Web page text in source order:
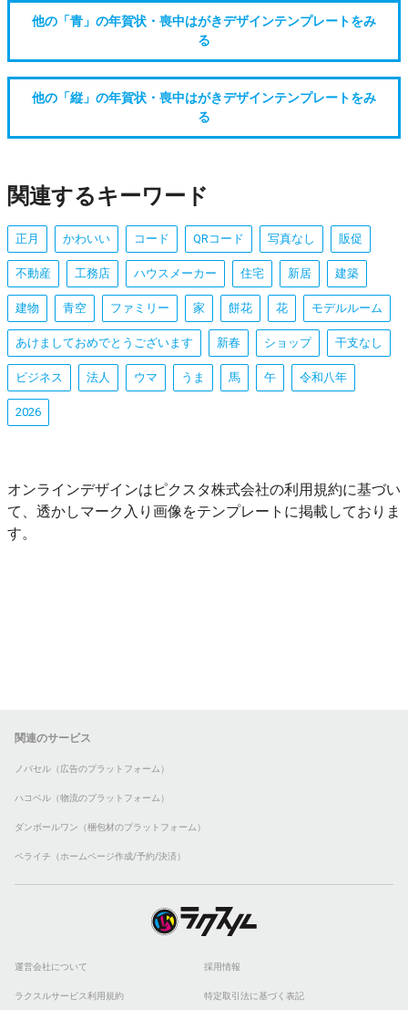
他の「青」の年賀状・喪中はがきデザインテンプレートをみ
る
他の「縦」の年賀状・喪中はがきデザインテンプレートをみ
る
関連するキーワード
正月 かわいい コード QRコード 写真なし 販促
不動産 工務店 ハウスメーカー 住宅 新居 建築
建物 青空 ファミリー 家 餅花 花 モデルルーム
あけましておめでとうございます 新春 ショップ 干支なし
ビジネス 法人 ウマ うま 馬 午 令和八年
2026
オンラインデザインはピクスタ株式会社の利用規約に基づい
て、透かしマーク入り画像をテンプレートに掲載しておりま
す。
関連のサービス
ノバセル（広告のプラットフォーム）
ハコベル（物流のプラットフォーム）
ダンボールワン（梱包材のプラットフォーム）
ペライチ（ホームページ作成/予約/決済）
運営会社について 採用情報
ラクスルサービス利用規約 特定取引法に基づく表記